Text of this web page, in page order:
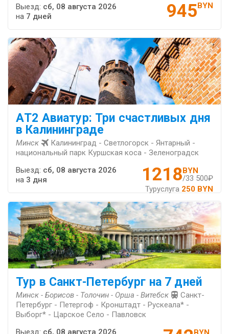
945BYN
Выезд: сб, 08 августа 2026
на 7 дней
АT2 Авиатур: Три счастливых дня
в Калининграде
Минск
Калининград - Светлогорск - Янтарный -
национальный парк Куршская коса - Зеленоградск
1218BYN
/33 500₽
Туруслуга 250 BYN
Выезд: сб, 08 августа 2026
на 3 дня
Тур в Санкт-Петербург на 7 дней
Минск - Борисов - Толочин - Орша - Витебск
Санкт-
Петербург - Петергоф - Кронштадт - Рускеала* -
Выборг* - Царское Село - Павловск
Выезд: сб, 08 августа 2026